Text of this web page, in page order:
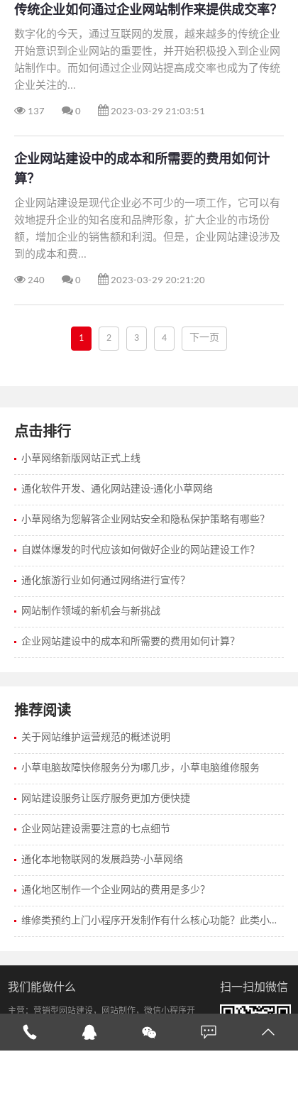
传统企业如何通过企业网站制作来提供成交率？
数字化的今天，通过互联网的发展，越来越多的传统企业
开始意识到企业网站的重要性，并开始积极投入到企业网
站制作中。而如何通过企业网站提高成交率也成为了传统
企业关注的...
137 0 2023-03-29 21:03:51
企业网站建设中的成本和所需要的费用如何计
算？
企业网站建设是现代企业必不可少的一项工作，它可以有
效地提升企业的知名度和品牌形象，扩大企业的市场份
额，增加企业的销售额和利润。但是，企业网站建设涉及
到的成本和费...
240 0 2023-03-29 20:21:20
1 2 3 4 下一页
点击排行
小草网络新版网站正式上线
通化软件开发、通化网站建设-通化小草网络
小草网络为您解答企业网站安全和隐私保护策略有哪些？
自媒体爆发的时代应该如何做好企业的网站建设工作？
通化旅游行业如何通过网络进行宣传？
网站制作领域的新机会与新挑战
企业网站建设中的成本和所需要的费用如何计算？
推荐阅读
关于网站维护运营规范的概述说明
小草电脑故障快修服务分为哪几步，小草电脑维修服务
网站建设服务让医疗服务更加方便快捷
企业网站建设需要注意的七点细节
通化本地物联网的发展趋势-小草网络
通化地区制作一个企业网站的费用是多少？
维修类预约上门小程序开发制作有什么核心功能？此类小程序有怎样的发展趋势。
我们能做什么
主营：营销型网站建设，网站制作，微信小程序开
发，商业直播，网络推广，软件开发等有效促进公司
发展，突破瓶颈，提升企业品牌影响力。小草网络为
扫一扫加微信